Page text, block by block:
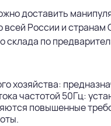
доставить
России и
по
хозяйства:
частотой 50Гц:
повышенные